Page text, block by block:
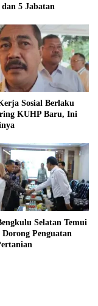
5 Jabatan
Sosial Berlaku
KUHP Baru, Ini
Selatan Temui
Penguatan